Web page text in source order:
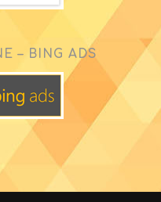
– BING ADS